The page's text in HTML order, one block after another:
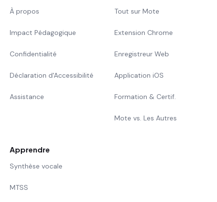
À propos
Impact Pédagogique
Confidentialité
Déclaration d'Accessibilité
Assistance
Tout sur Mote
Extension Chrome
Enregistreur Web
Application iOS
Formation & Certif.
Mote vs. Les Autres
Apprendre
Synthèse vocale
MTSS